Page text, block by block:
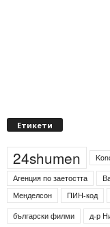
Етикети
24shumen
Агенция по заетостта
Менделсон
ПИН-код
български филми
д-р